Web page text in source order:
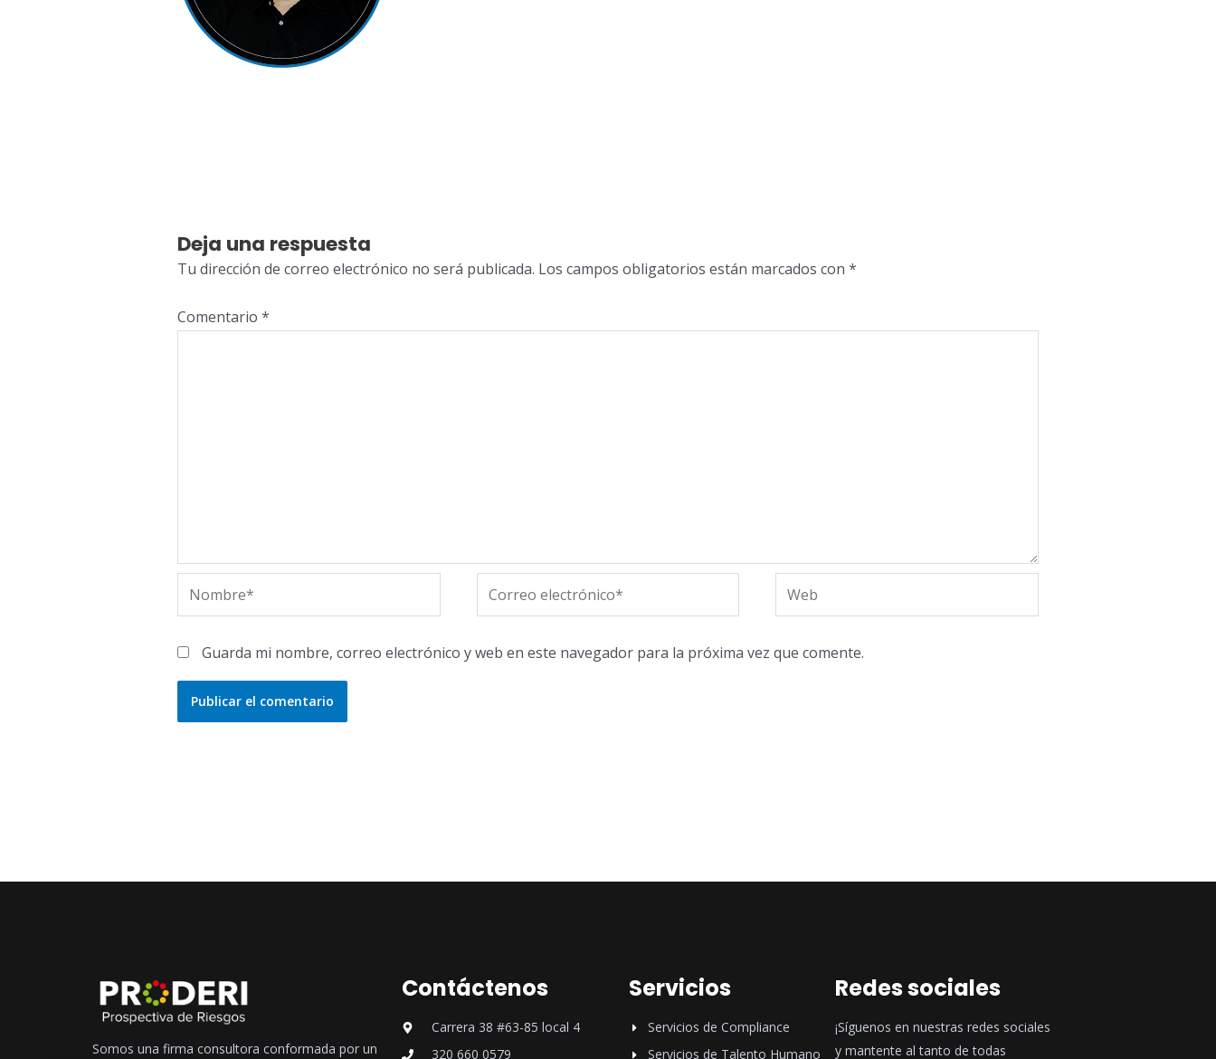
Deja una respuesta
Tu dirección de correo electrónico no será publicada. Los campos obligatorios están marcados con *
Comentario *
Nombre*
Correo
electrónico*
Web
Guarda mi nombre, correo electrónico y web en este navegador para la próxima vez que comente.
Somos una firma consultora conformada por un
Contáctenos
Carrera 38 #63-85 local 4
320 660 0579
Servicios
Servicios de Compliance
Servicios de Talento Humano
Redes sociales
¡Síguenos en nuestras redes sociales
y mantente al tanto de todas